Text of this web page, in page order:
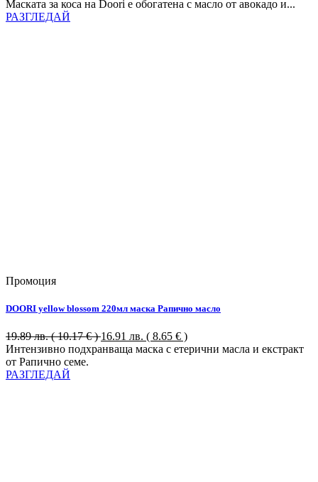
Маската за коса на Doori е обогатена с масло от авокадо и...
РАЗГЛЕДАЙ
Промоция
DOORI yellow blossom 220мл маска Рапично масло
19.89лв. ( 10.17 € ) 16.91 лв. ( 8.65 € )
Интензивно подхранваща маска с етерични масла и екстракт
от Рапично семе.
РАЗГЛЕДАЙ